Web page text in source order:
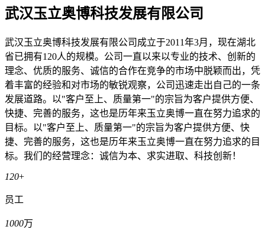
武汉玉立奥博科技发展有限公司
武汉玉立奥博科技发展有限公司成立于2011年3月，现在湖北
省已拥有120人的规模。公司一直以来以专业的技术、创新的
理念、优质的服务、诚信的合作在竞争的市场中脱颖而出，凭
着丰富的经验和对市场的敏锐观察，公司迅速走出自己的一条
发展道路。以"客户至上、质量第一"的宗旨为客户提供方便、
快捷、完善的服务，这也是历年来玉立奥博一直在努力追求的
目标。以"客户至上、质量第一"的宗旨为客户提供方便、快
捷、完善的服务，这也是历年来玉立奥博一直在努力追求的目
标。我们的经营理念：诚信为本、求实进取、科技创新！
120+
员工
1000万